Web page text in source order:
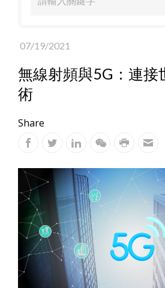
07/19/2021
無線射頻與5G：連接
術
Share